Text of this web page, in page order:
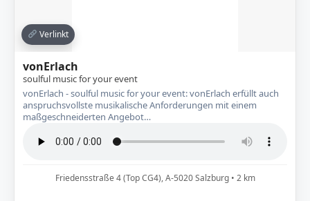
Verlinkt
vonErlach
soulful music for your event
vonErlach - soulful music for your event: vonErlach erfüllt auch
anspruchsvollste musikalische Anforderungen mit einem
maßgeschneiderten Angebot…
Friedensstraße 4 (Top CG4), A-5020 Salzburg • 2 km